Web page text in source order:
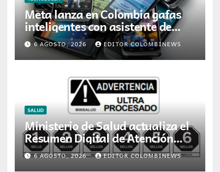
Meta lanza en Colombia gafas
inteligentes con asistente de
inteligencia artificial
6 AGOSTO, 2026 EDITOR COLOMBINEWS
SALUD
Ministerio de Salud actualiza el
Resumen Digital de Atención
para la dispensación de
medicamentos en Colombia
6 AGOSTO, 2026 EDITOR COLOMBINEWS